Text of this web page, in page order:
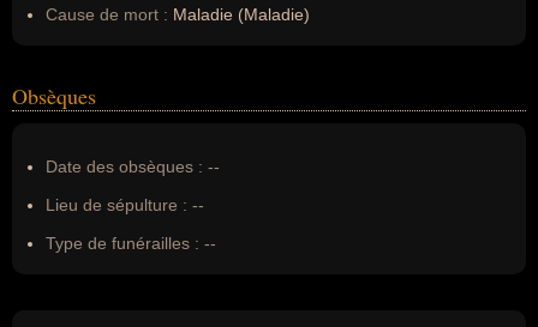
Cause de mort : Maladie (Maladie)
Obsèques
Date des obsèques : --
Lieu de sépulture : --
Type de funérailles : --